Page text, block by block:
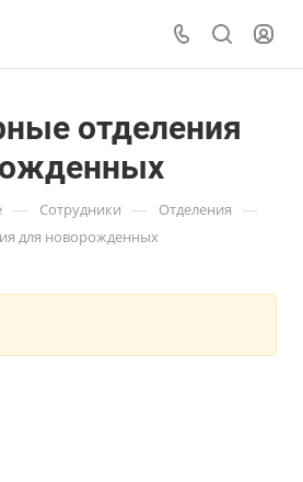
отделения
— Сотрудники — Отделения —
для новорожденных